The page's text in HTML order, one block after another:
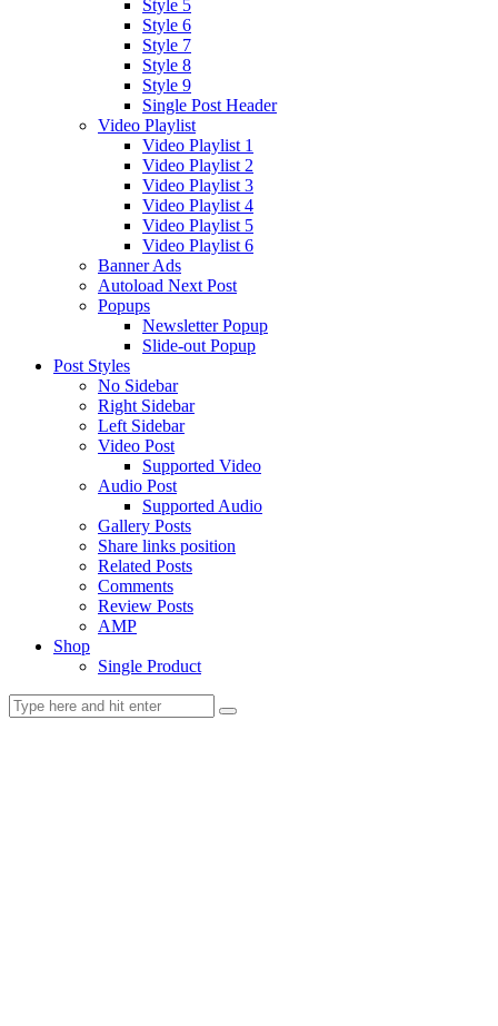
Style 5
Style 6
Style 7
Style 8
Style 9
Single Post Header
Video Playlist
Video Playlist 1
Video Playlist 2
Video Playlist 3
Video Playlist 4
Video Playlist 5
Video Playlist 6
Banner Ads
Autoload Next Post
Popups
Newsletter Popup
Slide-out Popup
Post Styles
No Sidebar
Right Sidebar
Left Sidebar
Video Post
Supported Video
Audio Post
Supported Audio
Gallery Posts
Share links position
Related Posts
Comments
Review Posts
AMP
Shop
Single Product